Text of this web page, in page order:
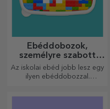
Ebéddobozok,
személyre szabott
casserole-ok
Az iskolai ebéd jobb lesz egy
ilyen ebéddobozzal.